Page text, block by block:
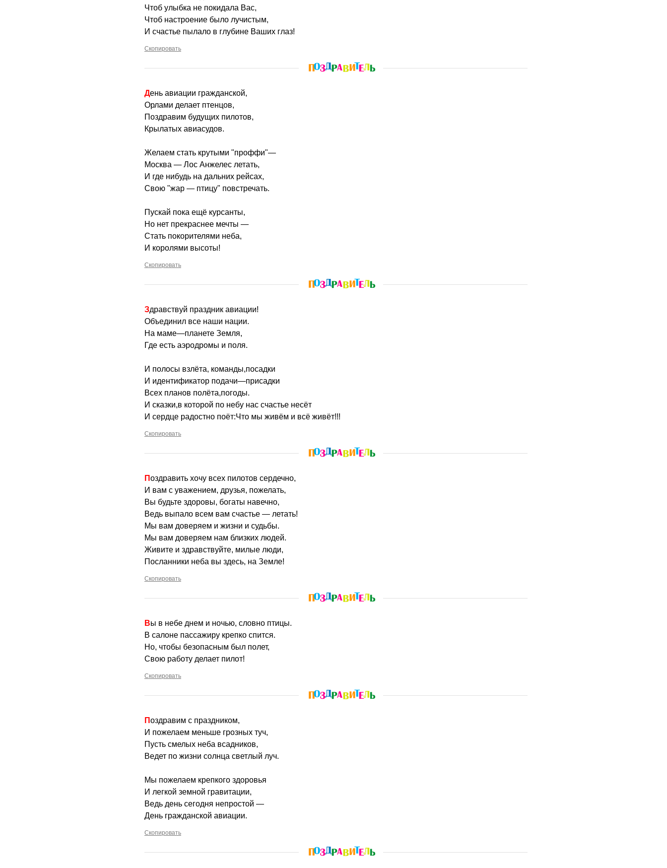
Чтоб улыбка не покидала Вас,
Чтоб настроение было лучистым,
И счастье пылало в глубине Ваших глаз!
Скопировать
День авиации гражданской,
Орлами делает птенцов,
Поздравим будущих пилотов,
Крылатых авиасудов.
Желаем стать крутыми "проффи"—
Москва — Лос Анжелес летать,
И где нибудь на дальних рейсах,
Свою "жар — птицу" повстречать.
Пускай пока ещё курсанты,
Но нет прекраснее мечты —
Стать покорителями неба,
И королями высоты!
Скопировать
Здравствуй праздник авиации!
Объединил все наши нации.
На маме—планете Земля,
Где есть аэродромы и поля.
И полосы взлёта, команды,посадки
И идентификатор подачи—присадки
Всех планов полёта,погоды.
И сказки,в которой по небу нас счастье несёт
И сердце радостно поёт:Что мы живём и всё живёт!!!
Скопировать
Поздравить хочу всех пилотов сердечно,
И вам с уважением, друзья, пожелать,
Вы будьте здоровы, богаты навечно,
Ведь выпало всем вам счастье — летать!
Мы вам доверяем и жизни и судьбы.
Мы вам доверяем нам близких людей.
Живите и здравствуйте, милые люди,
Посланники неба вы здесь, на Земле!
Скопировать
Вы в небе днем и ночью, словно птицы.
В салоне пассажиру крепко спится.
Но, чтобы безопасным был полет,
Свою работу делает пилот!
Скопировать
Поздравим с праздником,
И пожелаем меньше грозных туч,
Пусть смелых неба всадников,
Ведет по жизни солнца светлый луч.
Мы пожелаем крепкого здоровья
И легкой земной гравитации,
Ведь день сегодня непростой —
День гражданской авиации.
Скопировать